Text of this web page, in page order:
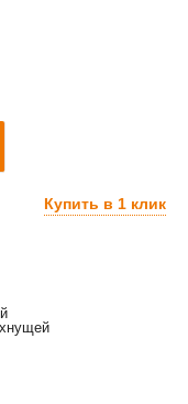
Купить в 1 клик